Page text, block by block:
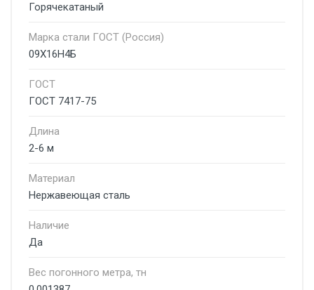
Горячекатаный
Марка стали ГОСТ (Россия)
09Х16Н4Б
ГОСТ
ГОСТ 7417-75
Длина
2-6 м
Материал
Нержавеющая сталь
Наличие
Да
Вес погонного метра, тн